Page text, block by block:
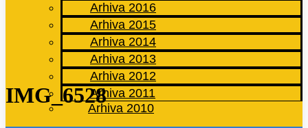
Arhiva 2016
Arhiva 2015
Arhiva 2014
Arhiva 2013
Arhiva 2012
Arhiva 2011
Arhiva 2010
IMG_6528